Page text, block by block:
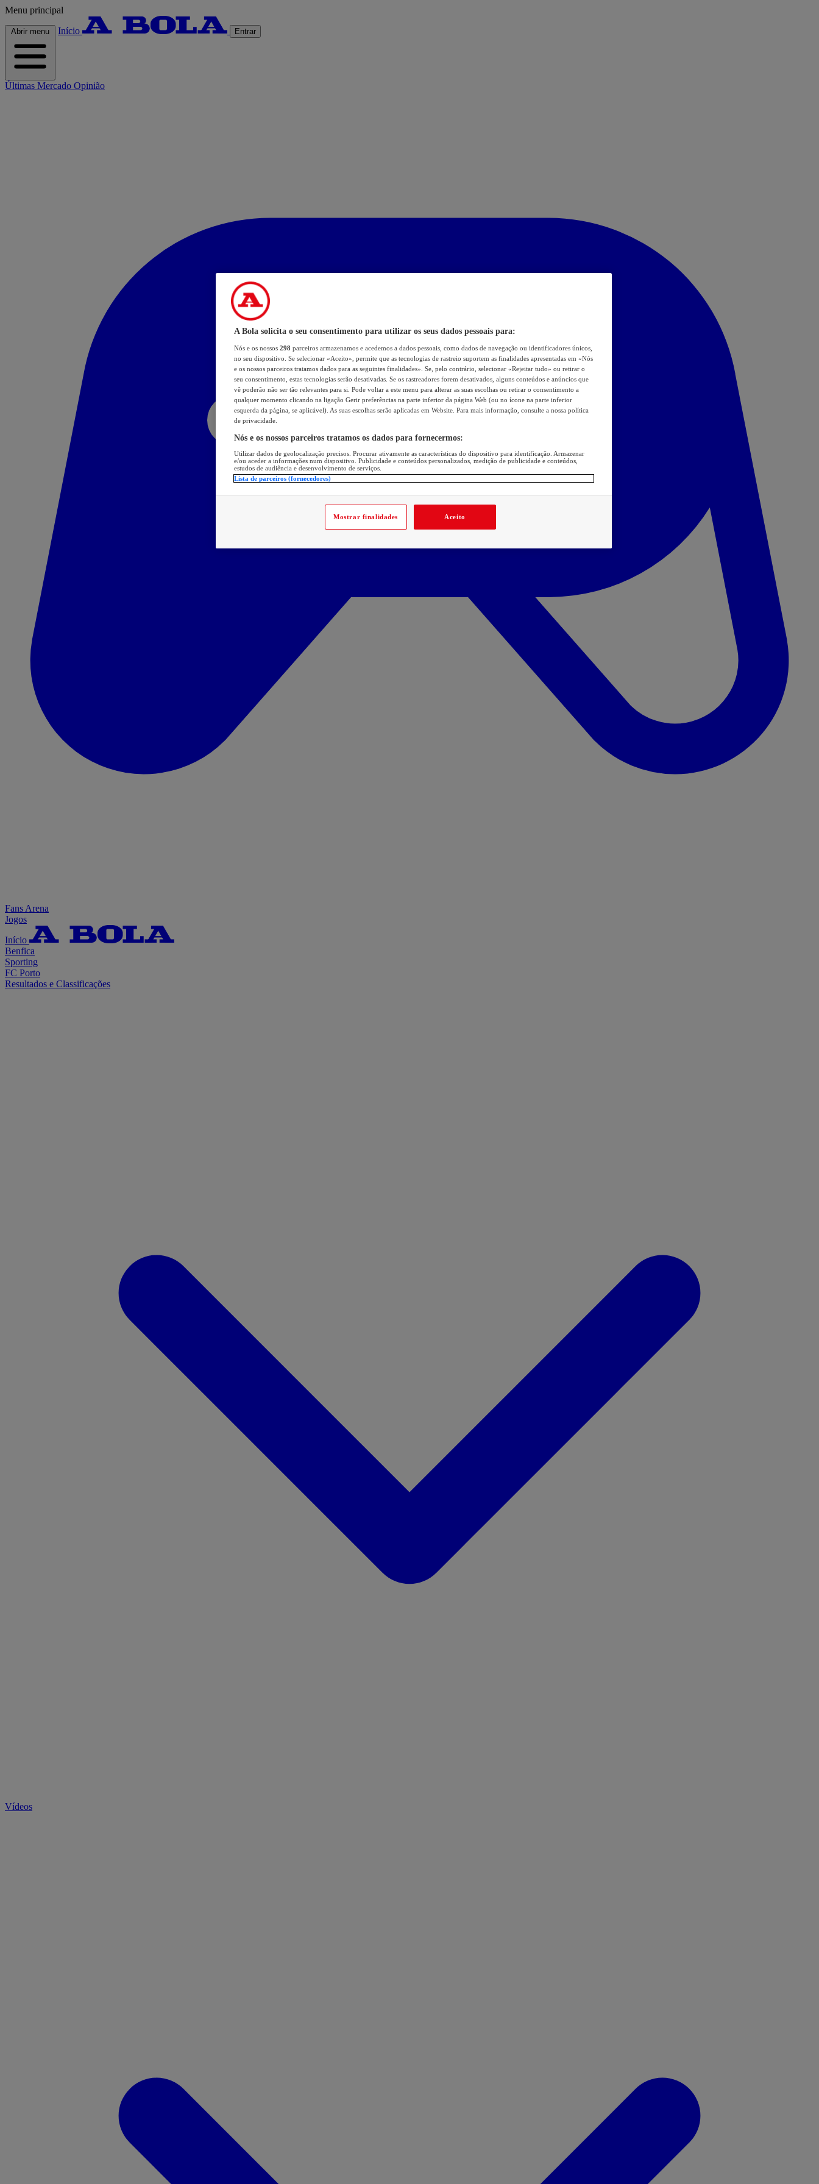
Menu principal
Abrir menu Início Entrar
Últimas Mercado Opinião
Fans Arena
Jogos
Início
Benfica
Sporting
FC Porto
Resultados e Classificações
Vídeos
A Bola solicita o seu consentimento para utilizar os seus dados pessoais para:
Nós e os nossos 298 parceiros armazenamos e acedemos a dados pessoais, como dados de navegação ou identificadores únicos,
no seu dispositivo. Se selecionar «Aceito», permite que as tecnologias de rastreio suportem as finalidades apresentadas em «Nós
e os nossos parceiros tratamos dados para as seguintes finalidades». Se, pelo contrário, selecionar «Rejeitar tudo» ou retirar o
seu consentimento, estas tecnologias serão desativadas. Se os rastreadores forem desativados, alguns conteúdos e anúncios que
vê poderão não ser tão relevantes para si. Pode voltar a este menu para alterar as suas escolhas ou retirar o consentimento a
qualquer momento clicando na ligação Gerir preferências na parte inferior da página Web (ou no ícone na parte inferior
esquerda da página, se aplicável). As suas escolhas serão aplicadas em Website. Para mais informação, consulte a nossa política
de privacidade.
Nós e os nossos parceiros tratamos os dados para fornecermos:
Utilizar dados de geolocalização precisos. Procurar ativamente as características do dispositivo para identificação. Armazenar
e/ou aceder a informações num dispositivo. Publicidade e conteúdos personalizados, medição de publicidade e conteúdos,
estudos de audiência e desenvolvimento de serviços.
Lista de parceiros (fornecedores)
Mostrar finalidades Aceito